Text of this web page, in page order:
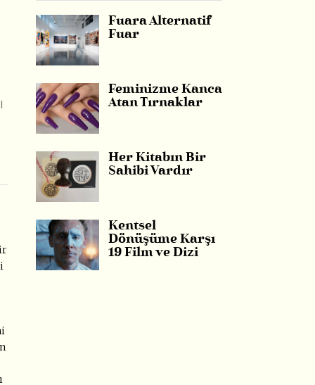
Fuara Alternatif
Fuar
Feminizme Kanca
Atan Tırnaklar
Her Kitabın Bir
Sahibi Vardır
Kentsel
Dönüşüme Karşı
19 Film ve Dizi